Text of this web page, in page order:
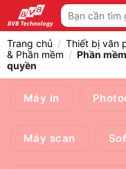
qua
nội
dung
Tìm
kiếm:
Trang chủ / Thiết bị văn
& Phần mềm / Phần
quyền
Máy in
Máy scan